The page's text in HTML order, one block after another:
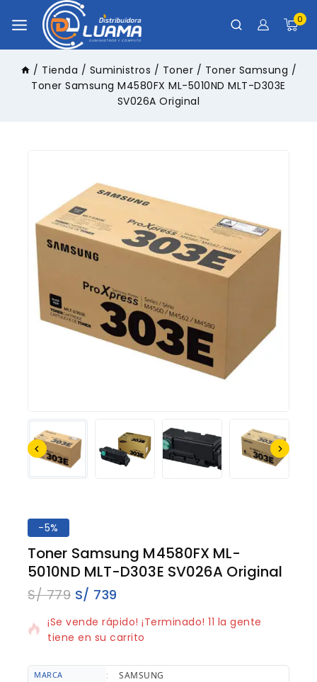
0
/ Tienda / Suministros / Toner / Toner Samsung /
Toner Samsung M4580FX ML-5010ND MLT-D303E
SV026A Original
-5%
Toner Samsung M4580FX ML-
5010ND MLT-D303E SV026A Original
S/779 S/ 739
5 productos vendidos en los últimos 16 horas
¡Se vende rápido! ¡Terminado! 11 la gente
tiene en su carrito
MARCA : SAMSUNG